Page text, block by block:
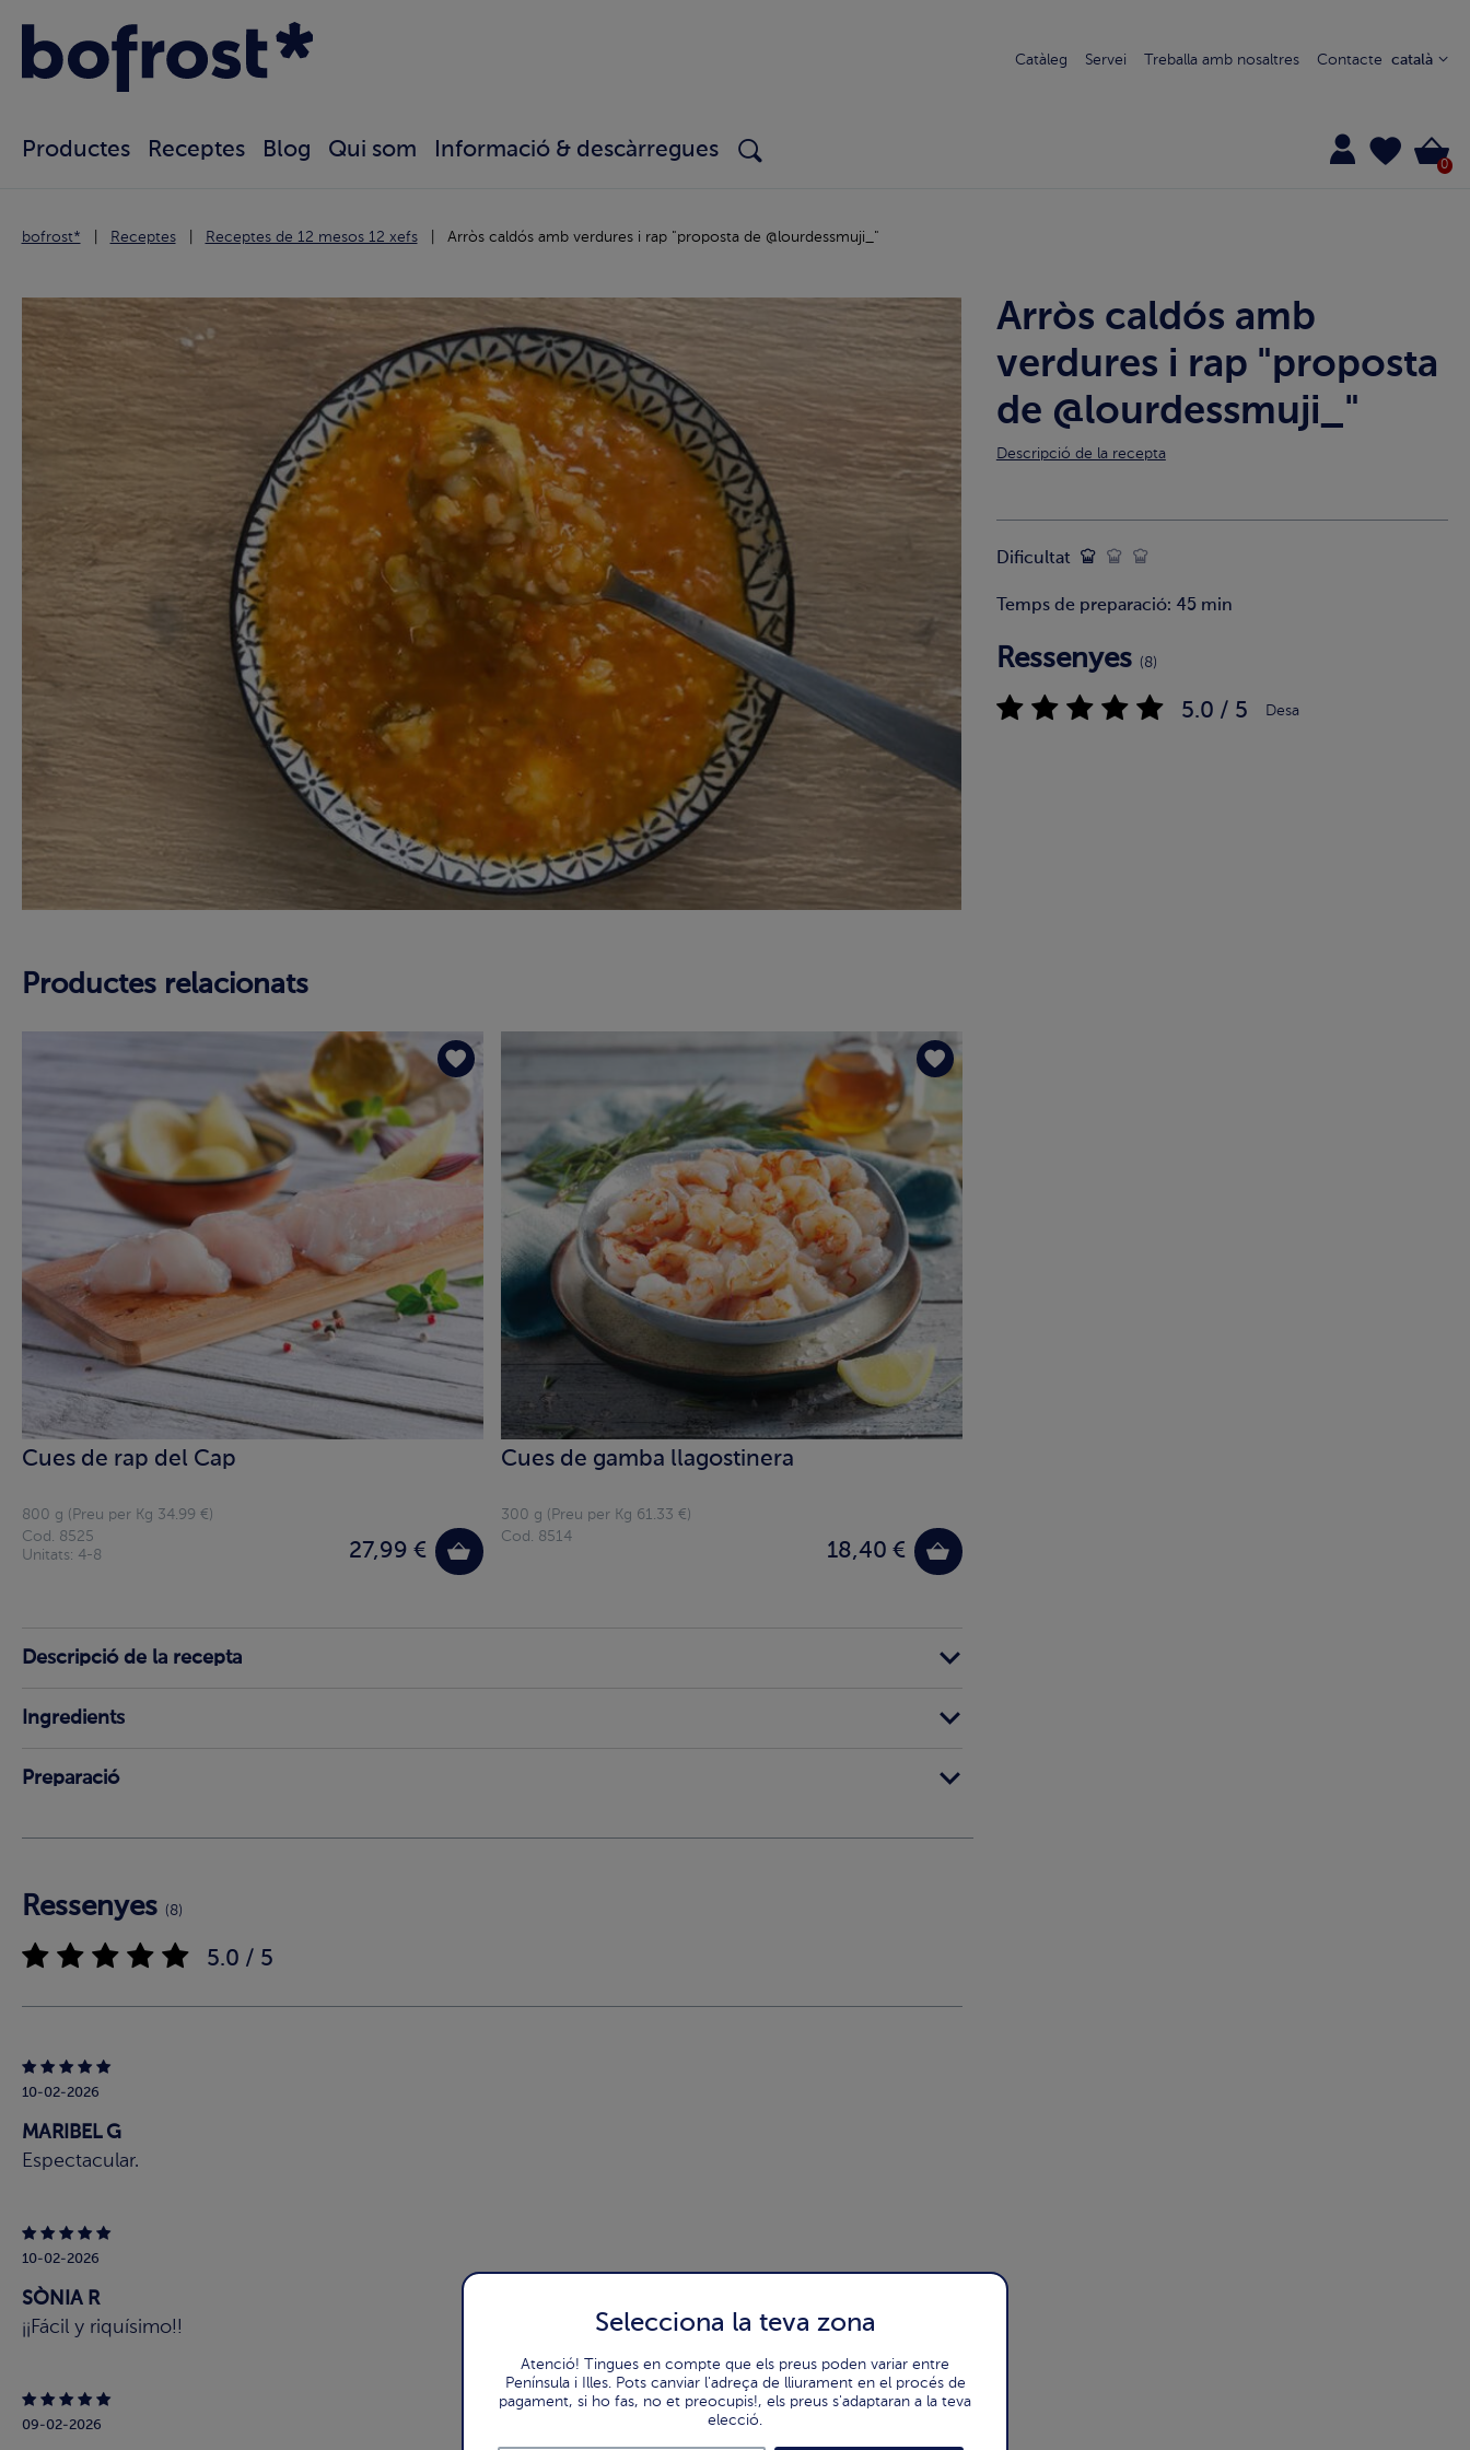
Catàleg Servei Treballa amb nosaltres Contacte català
Productes Receptes Blog Qui som Informació & descàrregues
0
bofrost* Receptes Receptes de 12 mesos 12 xefs Arròs caldós amb verdures i rap "proposta de @lourdessmuji_"
Arròs caldós amb
verdures i rap "proposta
de @lourdessmuji_"
Descripció de la recepta
Dificultat
Temps de preparació: 45 min
Ressenyes (8)
5.0 / 5 Desa
Productes relacionats
Cues de rap del Cap
800 g (Preu per Kg 34.99 €)
27,99 €
Cod. 8525
Unitats: 4-8
Cues de gamba llagostinera
300 g (Preu per Kg 61.33 €)
18,40 €
Cod. 8514
Descripció de la recepta
Ingredients
Preparació
Ressenyes (8)
5.0 / 5
10-02-2026
MARIBEL G
Espectacular.
10-02-2026
SÒNIA R
¡¡Fácil y riquísimo!!
09-02-2026
Selecciona la teva zona
Atenció! Tingues en compte que els preus poden variar entre
Península i Illes. Pots canviar l'adreça de lliurament en el procés de
pagament, si ho fas, no et preocupis!, els preus s'adaptaran a la teva
elecció.